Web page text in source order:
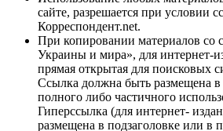
сайте, разрешается при условии
Корреспондент.net.
При копировании материалов со
Украины и мира», для интернет-
прямая открытая для поисковых
Ссылка должна быть размещена в
полного либо частичного
Гиперссылка (для интернет-
размещена в подзаголовке или в